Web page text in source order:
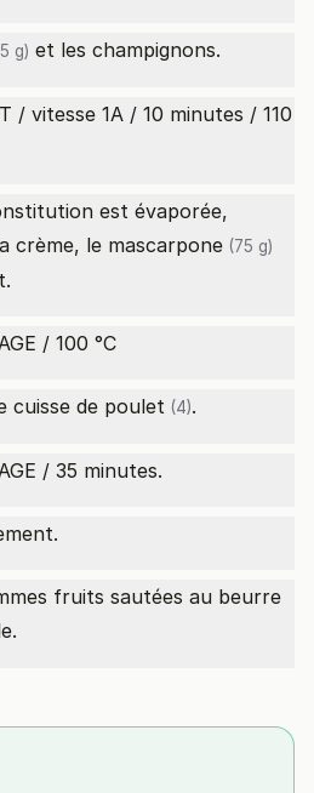
g) et les champignons.
/ 110
est évaporée,
crème, le mascarpone (75 g)
/ 100 °C
cuisse de poulet (4).
/ 35 minutes.
fruits sautées au beurre